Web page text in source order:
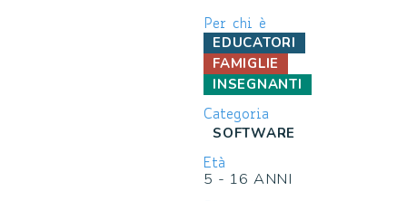
Per chi è
EDUCATORI
FAMIGLIE
INSEGNANTI
Categoria
SOFTWARE
Età
5 - 16 ANNI